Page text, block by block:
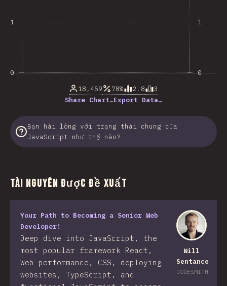
0
1
0
1
18,459 78% 2.8
3
Share Chart…Export Data…
Bạn hài lòng với trạng thái chung của
JavaScript như thế nào?
Tài nguyên được đề xuất
Will
Sentance
CODESMITH
Your Path to Becoming a Senior Web
Developer!
Deep dive into JavaScript, the
most popular framework React,
Web performance, CSS, deploying
websites, TypeScript, and